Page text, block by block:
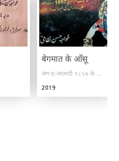
बेगमात के आँसू
जंग-ए-आज़ादी १८५७ के बाद मुग़लिया ख़ानदान की अलामनाक दास्तान
2019